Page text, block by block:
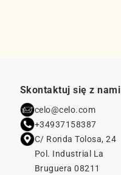
Skontaktuj się z nami
celo@celo.com
+34937158387
C/ Ronda Tolosa, 24
Pol. Industrial La
Bruguera 08211